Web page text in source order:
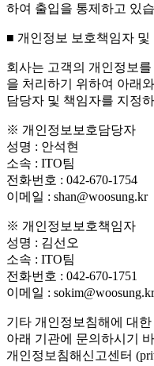
하여 출입을 통제하고 있
■ 개인정보 보호책임자 및
회사는 고객의 개인정보
을 처리하기 위하여 아래
담당자 및 책임자를 지정
※ 개인정보보호담당자
성명 : 안석현
소속 : ITO팀
전화번호 : 042-670-1754
이메일 : shan@woosung.kr
※ 개인정보보호책임자
성명 : 김선오
소속 : ITO팀
전화번호 : 042-670-1751
이메일 : sokim@woosung.kr
기타 개인정보침해에 대
아래 기관에 문의하시기
개인정보침해신고센터